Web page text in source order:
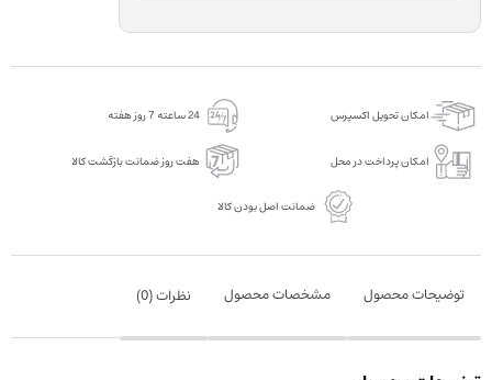
امکان تحویل اکسپرس 24 ساعته 7 روز هفته
امکان پرداخت در محل هفت روز ضمانت بازگشت کالا
ضمانت اصل بودن کالا
توضیحات محصول مشخصات محصول نظرات (0
)